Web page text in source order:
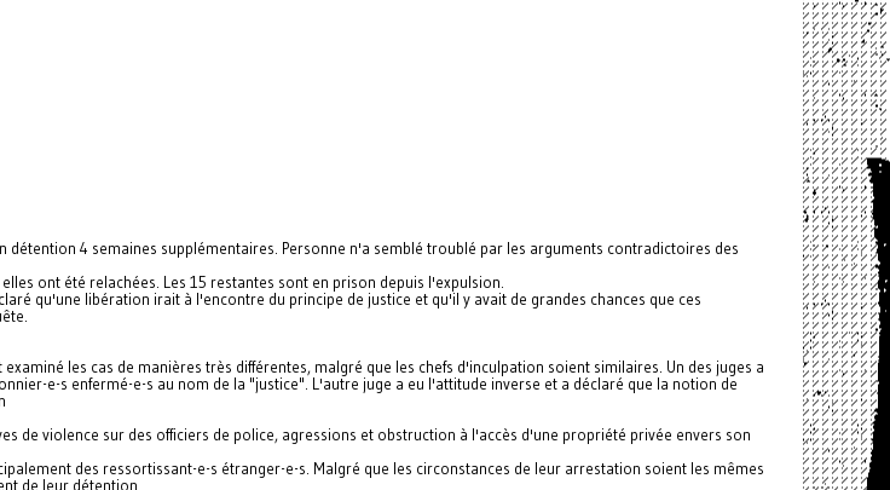
4 semaines supplémentaires. Personne n'a semblé troublé par les arguments contradictoires des
ont été relachées. Les 15 restantes sont en prison depuis l'expulsion.
qu'une libération irait à l'encontre du principe de justice et qu'il y avait de grandes chances que ces
les cas de manières très différentes, malgré que les chefs d'inculpation soient similaires. Un des juges a
e-s enfermé-e-s au nom de la "justice". L'autre juge a eu l'attitude inverse et a déclaré que la notion de
de violence sur des officiers de police, agressions et obstruction à l'accès d'une propriété privée envers son
des ressortissant-e-s étranger-e-s. Malgré que les circonstances de leur arrestation soient les mêmes
de leur détention.